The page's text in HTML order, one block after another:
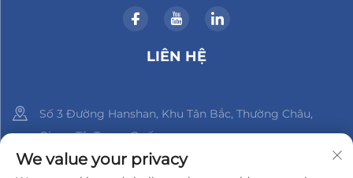
LIÊN HỆ
Số 3 Đường Hanshan, Khu Tân Bắc, Thường Châu,
Giang Tô, Trung Quốc
+86-18961288218
We value your privacy